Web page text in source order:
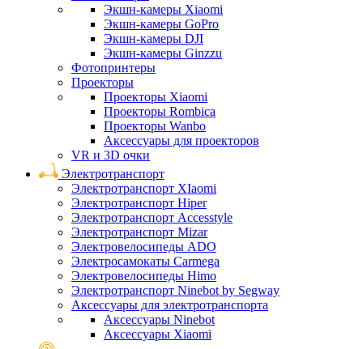
Экшн-камеры Xiaomi
Экшн-камеры GoPro
Экшн-камеры DJI
Экшн-камеры Ginzzu
Фотопринтеры
Проекторы
Проекторы Xiaomi
Проекторы Rombica
Проекторы Wanbo
Аксессуары для проекторов
VR и 3D очки
Электротранспорт
Электротранспорт XIaomi
Электротранспорт Hiper
Электротранспорт Accesstyle
Электротранспорт Mizar
Электровелосипеды ADO
Электросамокаты Carmega
Электровелосипеды Himo
Электротранспорт Ninebot by Segway
Аксессуары для электротранспорта
Аксессуары Ninebot
Аксессуары Xiaomi